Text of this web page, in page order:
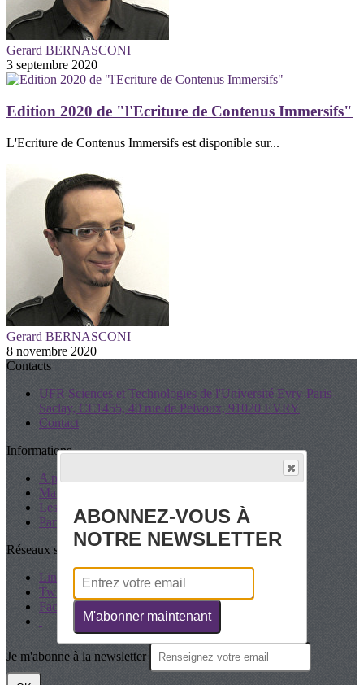
Gerard BERNASCONI
3 septembre 2020
Edition 2020 de "l'Ecriture de Contenus Immersifs"
L'Ecriture de Contenus Immersifs est disponible sur...
Gerard BERNASCONI
8 novembre 2020
Contacts
UFR Sciences et Technologies de l'Université Evry-Paris-
Saclay, CE1455, 40 rue de Pelvoux, 91020 EVRY
Contact
Informations
A propos
Manifeste de l'AFXR
Les Statuts
Partenaires
Réseaux sociaux
LinkedIn
Twitter
Facebook
Je m'abonne à la newsletter
ABONNEZ-VOUS À
NOTRE NEWSLETTER
M'abonner maintenant